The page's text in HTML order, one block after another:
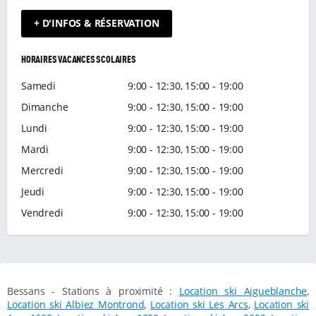
+ D'INFOS & RÉSERVATION
HORAIRES VACANCES SCOLAIRES
Samedi
9:00 - 12:30, 15:00 - 19:00
Dimanche
9:00 - 12:30, 15:00 - 19:00
Lundi
9:00 - 12:30, 15:00 - 19:00
Mardi
9:00 - 12:30, 15:00 - 19:00
Mercredi
9:00 - 12:30, 15:00 - 19:00
Jeudi
9:00 - 12:30, 15:00 - 19:00
Vendredi
9:00 - 12:30, 15:00 - 19:00
Bessans - Stations à proximité : Location ski Aigueblanche,
Location ski Albiez Montrond, Location ski Les Arcs, Location ski